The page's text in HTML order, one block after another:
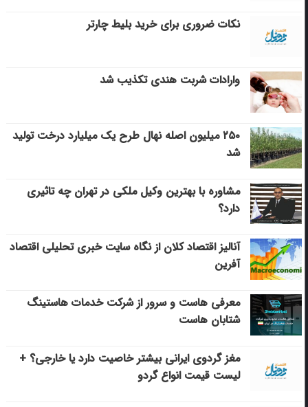
نکات ضروری برای خرید بلیط چارتر
وارادات شربت هندی تکذیب شد
۲۵۰ میلیون اصله نهال طرح یک میلیارد درخت تولید
شد
مشاوره با بهترین وکیل ملکی در تهران چه تاثیری
دارد؟
آنالیز اقتصاد کلان از نگاه سایت خبری تحلیلی اقتصاد
آفرین
معرفی هاست و سرور از شرکت خدمات هاستینگ
شتابان هاست
مغز گردوی ایرانی بیشتر خاصیت دارد یا خارجی؟ +
لیست قیمت انواع گردو